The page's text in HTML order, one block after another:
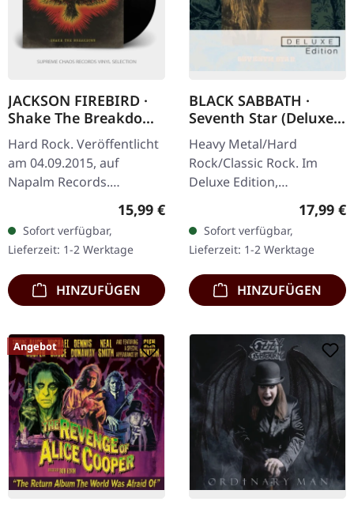
JACKSON FIREBIRD ·
Shake The Breakdown
| BLACK LP
Hard Rock. Veröffentlicht
am 04.09.2015, auf
Napalm Records.
Schwarzes Vinyl LP im
Gatefold Cover. Mann,
lass mich dir von diesem
absoluten Kracher…
Regulärer Preis:
15,99 €
Sofort verfügbar,
Lieferzeit: 1-2 Werktage
HINZUFÜGEN
BLACK SABBATH ·
Seventh Star (Deluxe
Edition) | DELUXE 2CD
Heavy Metal/Hard
Rock/Classic Rock. Im
Deluxe Edition,
16.11.2010, auf Sanctuary
Records. 2CD Deluxe
Edition Set. Limitierte
Deluxe…
17,99 €
Sofort verfügbar,
Lieferzeit: 1-2 Werktage
HINZUFÜGEN
Angebot